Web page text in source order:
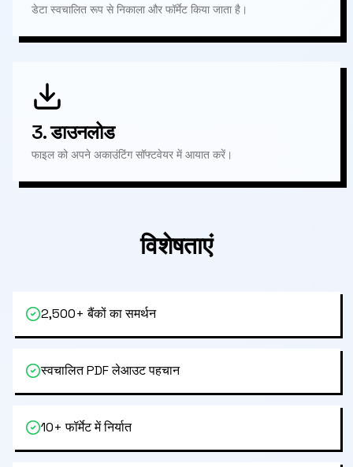
डेटा स्वचालित रूप से निकाला और फॉर्मेट किया जाता है।
3.डाउनलोड
फाइल को अपने अकाउंटिंग सॉफ्टवेयर में आयात करें।
विशेषताएं
2,500+ बैंकों का समर्थन
स्वचालित PDF लेआउट पहचान
10+ फॉर्मेट में निर्यात